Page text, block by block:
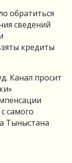
обратиться
сведений
кредиты
Канал просит
самого
Тыныстана